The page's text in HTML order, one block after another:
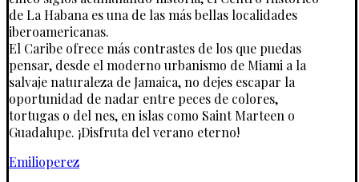
de La Habana es una de las más bellas localidades
iberoamericanas.
El Caribe ofrece más contrastes de los que puedas
pensar, desde el moderno urbanismo de Miami a la
salvaje naturaleza de Jamaica, no dejes escapar la
oportunidad de nadar entre peces de colores,
tortugas o del nes, en islas como Saint Marteen o
Guadalupe. ¡Disfruta del verano eterno!
Emilioperez